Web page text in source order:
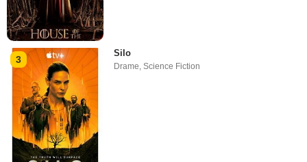
3
Silo
Drame,Science Fiction